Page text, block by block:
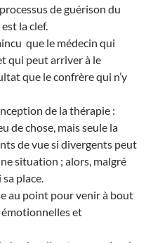
de guérison du
la clef.
que le médecin qui
qui peut arriver à le
que le confrère qui n’y
de la thérapie :
de chose, mais seule la
de vue si divergents peut
situation ; alors, malgré
place.
au point pour venir à bout
émotionnelles et